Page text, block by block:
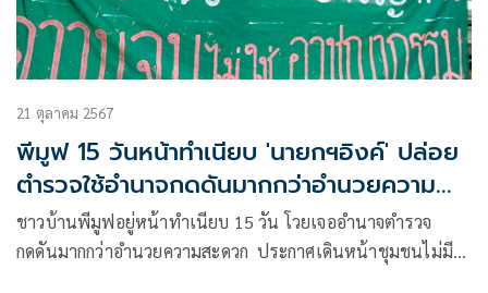
21 ตุลาคม 2567
พีมูฟ 15 วันหน้าทำเนียบ 'นายกฯอิงค์' ปล่อย
ตำรวจใช้อำนาจกดดันมากกว่าอำนวยความ
สะดวก
ชาวบ้านพีมูฟอยู่หน้าทำเนียบ 15 วัน โวยเจออำนาจตำรวจ
กดดันมากกว่าอำนวยความสะดวก ประกาศเดินหน้าชุมชนไม่มี